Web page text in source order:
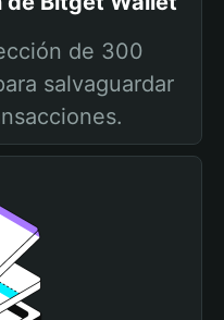
de 300
salvaguardar